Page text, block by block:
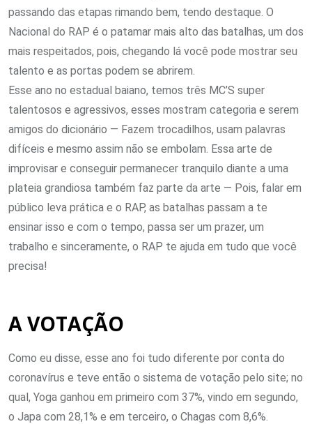
passando das etapas rimando bem, tendo destaque. O
Nacional do RAP é o patamar mais alto das batalhas, um dos
mais respeitados, pois, chegando lá você pode mostrar seu
talento e as portas podem se abrirem.
Esse ano no estadual baiano, temos três MC’S super
talentosos e agressivos, esses mostram categoria e serem
amigos do dicionário — Fazem trocadilhos, usam palavras
difíceis e mesmo assim não se embolam. Essa arte de
improvisar e conseguir permanecer tranquilo diante a uma
plateia grandiosa também faz parte da arte — Pois, falar em
público leva prática e o RAP, as batalhas passam a te
ensinar isso e com o tempo, passa ser um prazer, um
trabalho e sinceramente, o RAP te ajuda em tudo que você
precisa!
A VOTAÇÃO
Como eu disse, esse ano foi tudo diferente por conta do
coronavírus e teve então o sistema de votação pelo site; no
qual, Yoga ganhou em primeiro com 37%, vindo em segundo,
o Japa com 28,1% e em terceiro, o Chagas com 8,6%.